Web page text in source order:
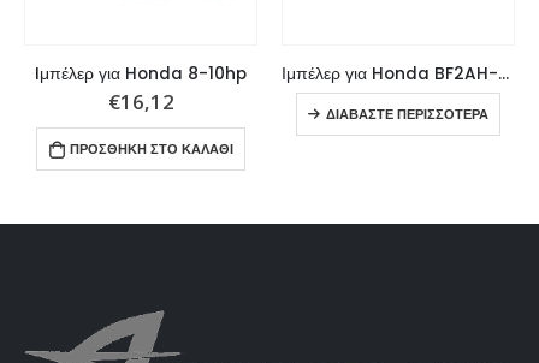
Iμπέλερ για Honda 8-10hp
€16,12
ΠΡΟΣΘΉΚΗ ΣΤΟ ΚΑΛΆΘΙ
Ιμπέλερ για Honda BF2AH-AK-AM, BF20F
ΔΙΑΒΆΣΤΕ ΠΕΡΙΣΣΌΤΕΡΑ